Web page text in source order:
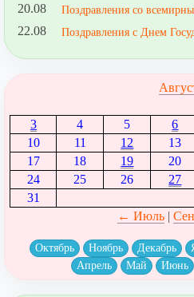
20.08 Поздравления со
22.08 Поздравления с Днем
3
4 5 6
10
11 12 13
17
18 19 20
24
25 26 27
31
← Июль|
Октябрь Ноябрь Декабрь
Апрель
Май Июнь